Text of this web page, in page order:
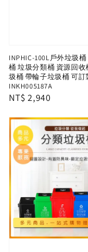
INPHIC-100L戶外垃圾
桶 垃圾分類桶 資源回收
圾桶 帶輪子垃圾桶 可訂
INKH005187A
Regular
NT$ 2,940